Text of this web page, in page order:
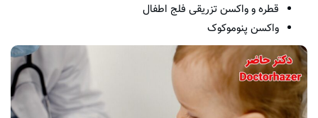
قطره و واکسن تزریقی فلج اطفال
واکسن پنوموکوک